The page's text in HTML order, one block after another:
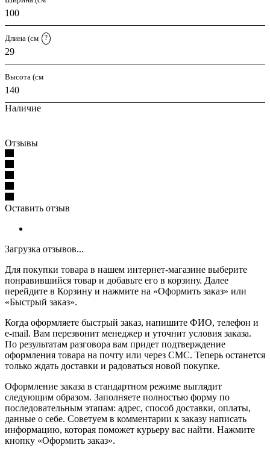
100
Длина (см ?
29
Высота (см
140
Наличие
Отзывы
Оставить отзыв
Загрузка отзывов...
Для покупки товара в нашем интернет-магазине выберите
понравившийся товар и добавьте его в корзину. Далее
перейдите в Корзину и нажмите на «Оформить заказ» или
«Быстрый заказ».
Когда оформляете быстрый заказ, напишите ФИО, телефон и
e-mail. Вам перезвонит менеджер и уточнит условия заказа.
По результатам разговора вам придет подтверждение
оформления товара на почту или через СМС. Теперь останется
только ждать доставки и радоваться новой покупке.
Оформление заказа в стандартном режиме выглядит
следующим образом. Заполняете полностью форму по
последовательным этапам: адрес, способ доставки, оплаты,
данные о себе. Советуем в комментарии к заказу написать
информацию, которая поможет курьеру вас найти. Нажмите
кнопку «Оформить заказ».